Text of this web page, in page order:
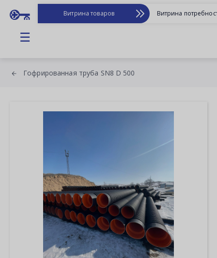
Витрина товаров Витрина
☰
Гофрированная труба SN8 D 500